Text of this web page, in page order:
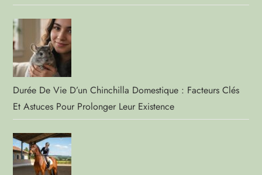
Durée De Vie D’un Chinchilla Domestique : Facteurs Clés
Et Astuces Pour Prolonger Leur Existence